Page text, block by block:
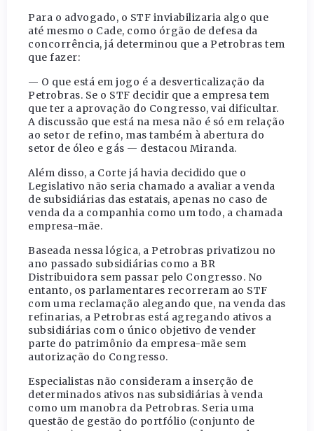
Para o advogado, o STF inviabilizaria algo que
até mesmo o Cade, como órgão de defesa da
concorrência, já determinou que a Petrobras tem
que fazer:
— O que está em jogo é a desverticalização da
Petrobras. Se o STF decidir que a empresa tem
que ter a aprovação do Congresso, vai dificultar.
A discussão que está na mesa não é só em relação
ao setor de refino, mas também à abertura do
setor de óleo e gás — destacou Miranda.
Além disso, a Corte já havia decidido que o
Legislativo não seria chamado a avaliar a venda
de subsidiárias das estatais, apenas no caso de
venda da a companhia como um todo, a chamada
empresa-mãe.
Baseada nessa lógica, a Petrobras privatizou no
ano passado subsidiárias como a BR
Distribuidora sem passar pelo Congresso. No
entanto, os parlamentares recorreram ao STF
com uma reclamação alegando que, na venda das
refinarias, a Petrobras está agregando ativos a
subsidiárias com o único objetivo de vender
parte do patrimônio da empresa-mãe sem
autorização do Congresso.
Especialistas não consideram a inserção de
determinados ativos nas subsidiárias à venda
como um manobra da Petrobras. Seria uma
questão de gestão do portfólio (conjunto de